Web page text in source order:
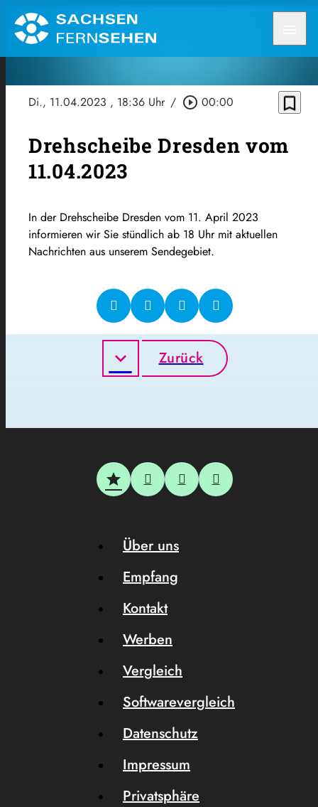
Di., 11.04.2023 , 18:36 Uhr / play_circle_outline 00:00 bookmark_border
Drehscheibe Dresden vom
11.04.2023
In der Drehscheibe Dresden vom 11. April 2023
informieren wir Sie stündlich ab 18 Uhr mit aktuellen
Nachrichten aus unserem Sendegebiet.
Zurück
Über uns
Empfang
Kontakt
Werben
Vergleich
Softwarevergleich
Datenschutz
Impressum
Privatsphäre